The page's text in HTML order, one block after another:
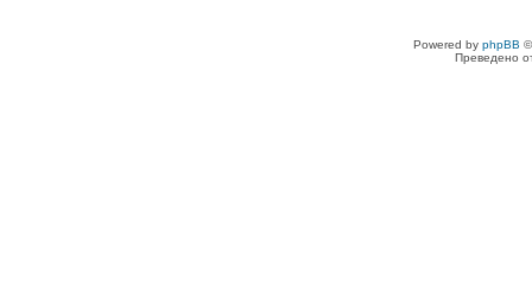
Powered by phpBB
Преведено